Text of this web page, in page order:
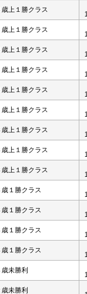
歳上１勝クラス
歳上１勝クラス
歳上１勝クラス
歳上１勝クラス
歳上１勝クラス
歳上１勝クラス
歳上１勝クラス
歳上１勝クラス
歳上１勝クラス
歳１勝クラス
歳１勝クラス
歳１勝クラス
歳１勝クラス
歳未勝利
歳未勝利